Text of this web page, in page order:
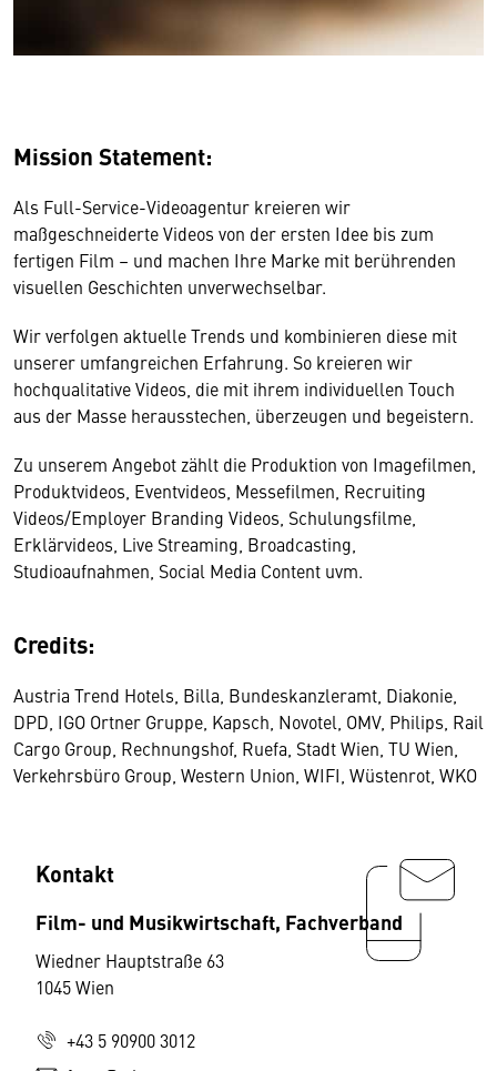
Mission Statement:
Als Full-Service-Videoagentur kreieren wir
maßgeschneiderte Videos von der ersten Idee bis zum
fertigen Film – und machen Ihre Marke mit berührenden
visuellen Geschichten unverwechselbar.
Wir verfolgen aktuelle Trends und kombinieren diese mit
unserer umfangreichen Erfahrung. So kreieren wir
hochqualitative Videos, die mit ihrem individuellen Touch
aus der Masse herausstechen, überzeugen und begeistern.
Zu unserem Angebot zählt die Produktion von Imagefilmen,
Produktvideos, Eventvideos, Messefilmen, Recruiting
Videos/Employer Branding Videos, Schulungsfilme,
Erklärvideos, Live Streaming, Broadcasting,
Studioaufnahmen, Social Media Content uvm.
Credits:
Austria Trend Hotels, Billa, Bundeskanzleramt, Diakonie,
DPD, IGO Ortner Gruppe, Kapsch, Novotel, OMV, Philips, Rail
Cargo Group, Rechnungshof, Ruefa, Stadt Wien, TU Wien,
Verkehrsbüro Group, Western Union, WIFI, Wüstenrot, WKO
Kontakt
Film- und Musikwirtschaft, Fachverband
Wiedner Hauptstraße 63
1045 Wien
+43 5 90900 3012